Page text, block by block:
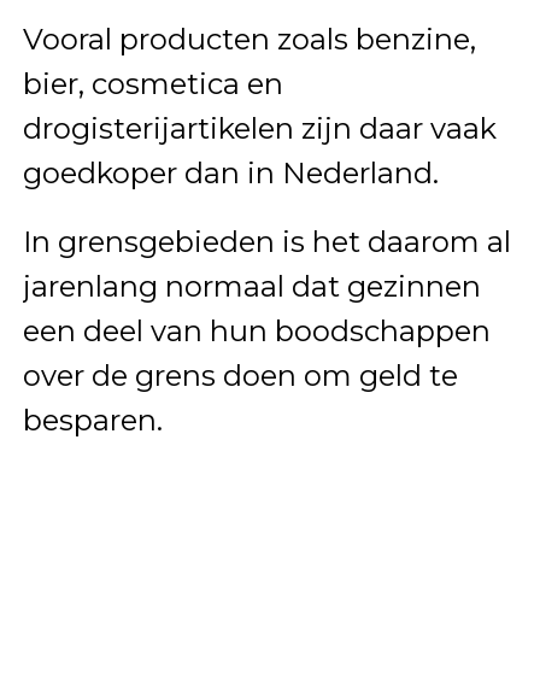
Vooral producten zoals benzine,
bier, cosmetica en
drogisterijartikelen zijn daar vaak
goedkoper dan in Nederland.
In grensgebieden is het daarom al
jarenlang normaal dat gezinnen
een deel van hun boodschappen
over de grens doen om geld te
besparen.